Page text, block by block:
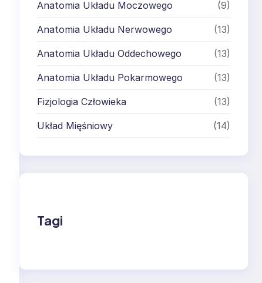
Anatomia Układu Moczowego (9)
Anatomia Układu Nerwowego (13)
Anatomia Układu Oddechowego (13)
Anatomia Układu Pokarmowego (13)
Fizjologia Człowieka (13)
Układ Mięśniowy (14)
Tagi